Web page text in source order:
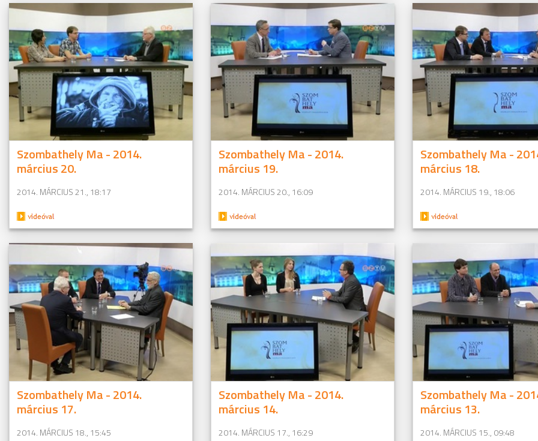
Szombathely Ma - 2014.
március 20.
2014. MÁRCIUS 21., 18:17
Szombathely Ma - 2014.
március 19.
2014. MÁRCIUS 20., 16:09
Szombathely Ma -
március 18.
2014. MÁRCIUS 19., 18:06
Szombathely Ma - 2014.
március 17.
2014. MÁRCIUS 18., 15:45
Szombathely Ma - 2014.
március 14.
2014. MÁRCIUS 17., 16:29
Szombathely Ma -
március 13.
2014. MÁRCIUS 15., 09:48